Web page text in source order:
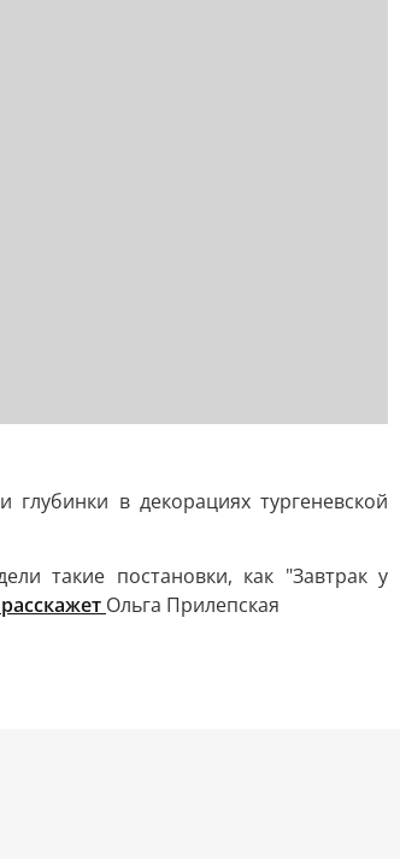
в декорациях тургеневской
такие постановки, как "Завтрак у
расскажет Ольга Прилепская